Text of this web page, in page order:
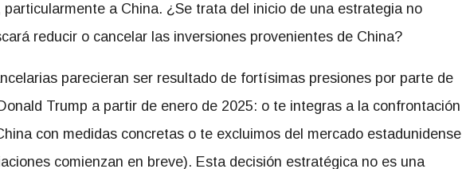
a China. ¿Se trata del inicio de una estrategia no
reducir o cancelar las inversiones provenientes de China?
parecieran ser resultado de fortísimas presiones por parte de
Trump a partir de enero de 2025: o te integras a la confrontación
con medidas concretas o te excluimos del mercado estadunidense
comienzan en breve). Esta decisión estratégica no es una